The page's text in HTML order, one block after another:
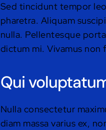
Sed tincidunt tempor
pharetra. Aliquam
nulla. Pellentesque
dictum mi. Vivamus non
Qui
Nulla consectetur
diam massa varius ex,